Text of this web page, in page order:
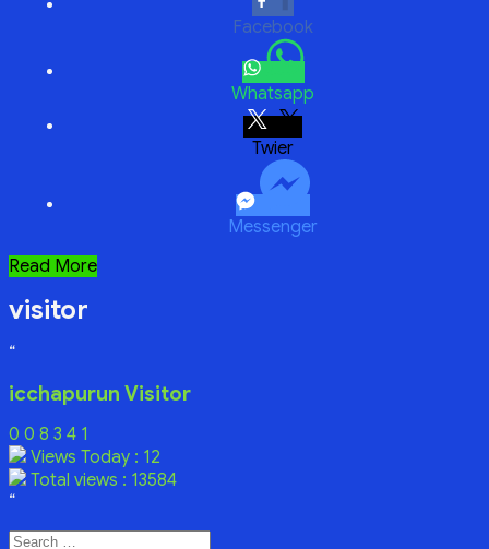
Facebook
Whatsapp
Twitter
Messenger
হিজাবের
Read More
visitor
“
icchapurun Visitor
0 0 8 3 4 1
Views Today : 12
Total views : 13584
“
Search